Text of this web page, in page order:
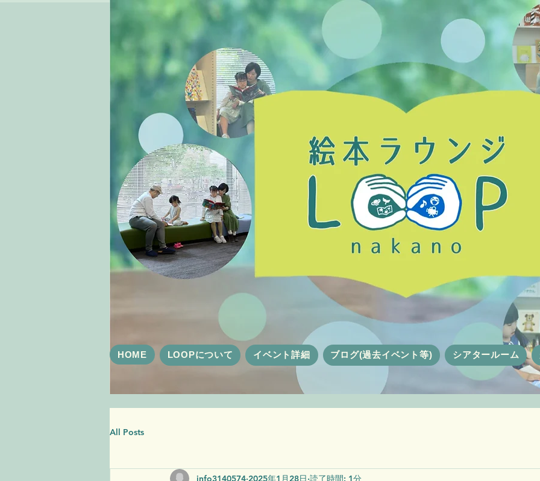
HOME LOOPについて イベント詳細 ブログ(過去イベント等) シアタールーム
All Posts
info3140574 2025年1月28日 読了時間: 1分